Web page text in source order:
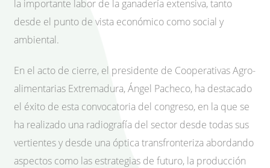
la importante labor de la ganadería extensiva, tanto
desde el punto de vista económico como social y
ambiental.
En el acto de cierre, el presidente de Cooperativas Agro-
alimentarias Extremadura, Ángel Pacheco, ha destacado
el éxito de esta convocatoria del congreso, en la que se
ha realizado una radiografía del sector desde todas sus
vertientes y desde una óptica transfronteriza abordando
aspectos como las estrategias de futuro, la producción